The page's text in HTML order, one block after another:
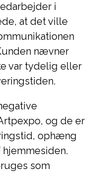
i
at det ville
nævner
var tydelig eller
og de er
ophæng
som